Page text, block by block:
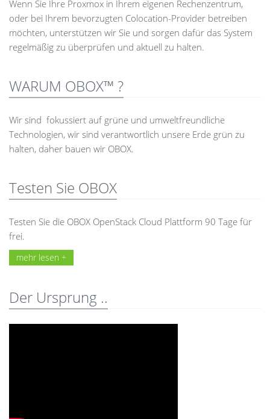
Wenn Sie Ihre Proxmox in Ihrem eigenen Rechenzentrum,
oder bei Ihrem bevorzugten Colocation-Provider betreiben
möchten, unterstützen wir Sie und sorgen dafür das System
regelmäßig zu überprüfen und aktuell zu halten.
WARUM OBOX™ ?
Wir sind fokussiert auf grüne und umweltfreundliche
Technologien, wir sind verantwortlich unsere Erde grün zu
halten, daher bauen wir OBOX.
Testen Sie OBOX
Testen Sie die OBOX OpenStack Cloud Plattform 90 Tage für
frei.
mehr lesen +
Der Ursprung ..